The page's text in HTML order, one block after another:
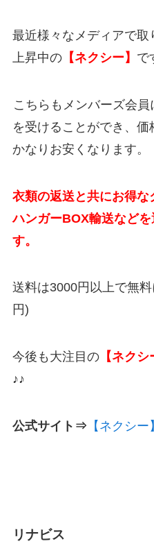
最近様々なメディアで取
上昇中の【ネクシー】 で
こちらもメンバーズ会
を受けることができ、価
かなりお安くなります。
衣類の返送と共にお得な
ハンガーBOX輸送など
す。
送料は3000円以上で無
円)
今後も大注目の【ネクシ
♪♪
公式サイト⇒ 【ネクシ
リナビス